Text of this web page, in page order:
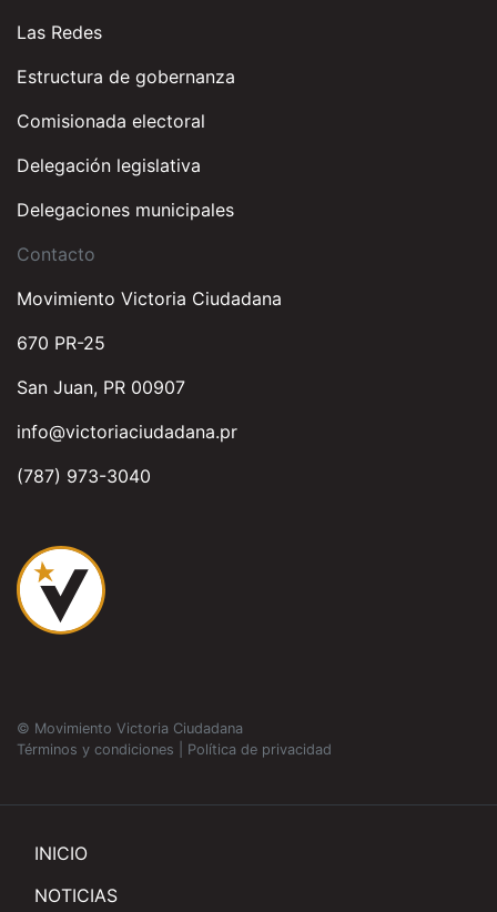
Las Redes
Estructura de gobernanza
Comisionada electoral
Delegación legislativa
Delegaciones municipales
Contacto
Movimiento Victoria Ciudadana
670 PR-25
San Juan, PR 00907
info@victoriaciudadana.pr
(787) 973-3040
© Movimiento Victoria Ciudadana
Términos y condiciones
Política de privacidad
INICIO
NOTICIAS